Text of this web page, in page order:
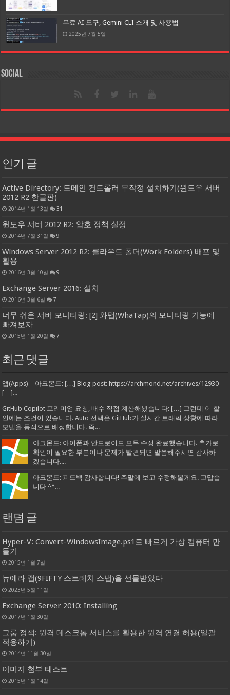
무료 AI 도구, Gemini CLI 소개 및 사용법
2025년 7월 5일
Social
인기 글
Active Directory: 도메인 컨트롤러 무작정 설치하기(윈도우 서버
2012 R2 한글판)
2014년 1월 13일 31
윈도우 서버 2012 R2: 암호 정책 설정
2014년 7월 31일 9
Windows Server 2012 R2: 클라우드 폴더(Work Folders) 배포 및
활용
2016년 3월 10일 9
Exchange Server 2016: 설치
2016년 3월 6일 7
너무 쉬운 서버 모니터링: [2] 와탭(WhaTap)의 모니터링 기능에
빠져보자
2015년 1월 20일 7
최근 댓글
앱(Apps) – 아크몬드: […] Blog post: https://archmond.net/archives/12930
[…]...
GitHub Copilot 프리미엄 요청, 배수 직접 계산해봤습니다: […] 그런데 이 할
인에는 조건이 있습니다. Auto 선택은 GitHub가 실시간 트래픽 상황에 따라
모델을 동적으로 배정합니다. 즉...
아크몬드: 아이폰과 안드로이드 모두 수정 완료했습니다. 추가로
확인이 필요한 부분이나 문제가 발견되면 말씀해주시면 감사하
겠습니다....
아크몬드: 피드백 감사합니다! 주말에 보고 수정해볼게요. 고맙습
니다 ^^...
랜덤 글
Hyper-V: Convert-WindowsImage.ps1로 빠르게 가상 컴퓨터 만
들기
2015년 1월 7일
뉴에라 캡(9FIFTY 스트레치 스냅)을 선물받았다
2023년 5월 11일
Exchange Server 2010: Installing
2017년 1월 30일
그룹 정책: 원격 데스크톱 서비스를 활용한 원격 연결 허용(일괄
적용하기)
2014년 11월 30일
이미지 첨부 테스트
2015년 1월 14일